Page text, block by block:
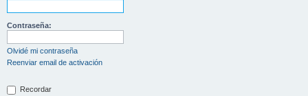
Contraseña:
Olvidé mi contraseña
Reenviar email de activación
Recordar